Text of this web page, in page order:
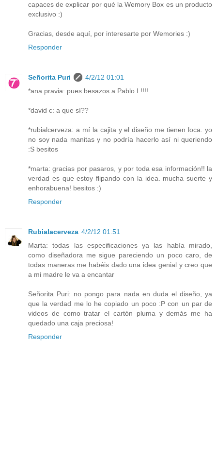
capaces de explicar por qué la Wemory Box es un producto
exclusivo :)
Gracias, desde aquí, por interesarte por Wemories :)
Responder
Señorita Puri
4/2/12 01:01
*ana pravia: pues besazos a Pablo I !!!!
*david c: a que sí??
*rubialcerveza: a mí la cajita y el diseño me tienen loca. yo
no soy nada manitas y no podría hacerlo así ni queriendo
:S besitos
*marta: gracias por pasaros, y por toda esa información!! la
verdad es que estoy flipando con la idea. mucha suerte y
enhorabuena! besitos :)
Responder
Rubialacerveza 4/2/12 01:51
Marta: todas las especificaciones ya las había mirado,
como diseñadora me sigue pareciendo un poco caro, de
todas maneras me habéis dado una idea genial y creo que
a mi madre le va a encantar
Señorita Puri: no pongo para nada en duda el diseño, ya
que la verdad me lo he copiado un poco :P con un par de
videos de como tratar el cartón pluma y demás me ha
quedado una caja preciosa!
Responder